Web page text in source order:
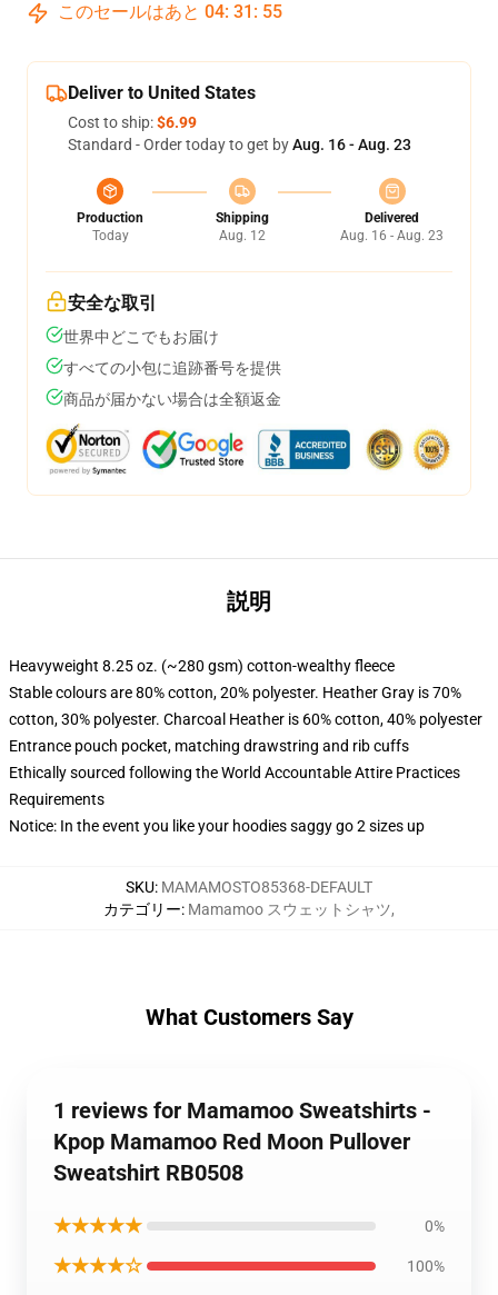
このセールはあと 04: 31 : 54
Deliver to United States
Cost to ship:$6.99
Standard - Order today to get byAug. 16 - Aug. 23
Production
Today
Shipping
Aug. 12
Delivered
Aug. 16 - Aug. 23
安全な取引
世界中どこでもお届け
すべての小包に追跡番号を提供
商品が届かない場合は全額返金
説明
Heavyweight 8.25 oz. (~280 gsm) cotton-wealthy fleece
Stable colours are 80% cotton, 20% polyester. Heather Gray is 70%
cotton, 30% polyester. Charcoal Heather is 60% cotton, 40% polyester
Entrance pouch pocket, matching drawstring and rib cuffs
Ethically sourced following the World Accountable Attire Practices
Requirements
Notice: In the event you like your hoodies saggy go 2 sizes up
SKU: MAMAMOSTO85368-DEFAULT
カテゴリー: Mamamoo スウェットシャツ,
What Customers Say
1 reviews for Mamamoo Sweatshirts -
Kpop Mamamoo Red Moon Pullover
Sweatshirt RB0508
★★★★★ 0%
★★★★☆ 100%